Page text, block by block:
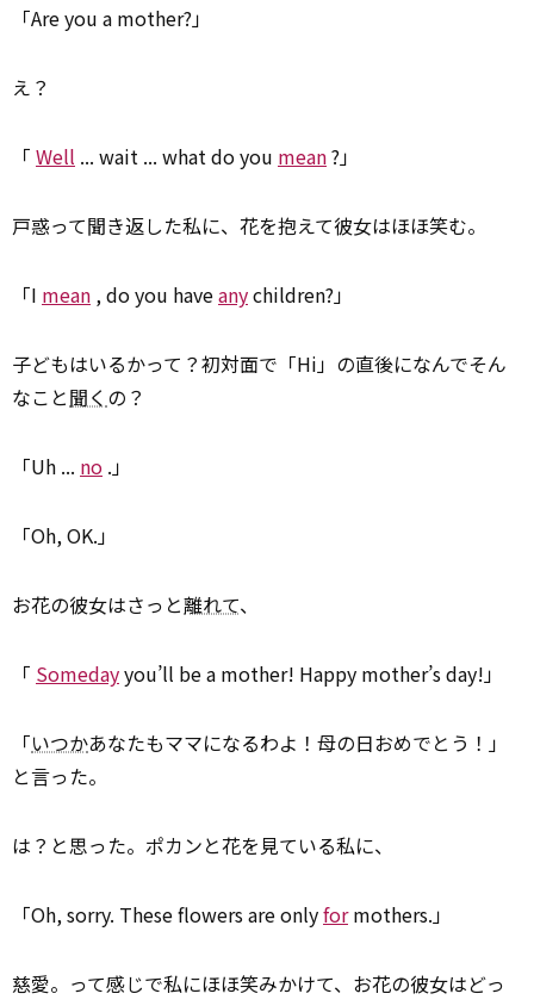
「Are you a mother?」
え？
「 Well ... wait ... what do you mean?」
戸惑って聞き返した私に、花を抱えて彼女はほほ笑む。
「I mean , do you haveanychildren?」
子どもはいるかって？初対面で「Hi」の直後になんでそん
なこと聞く の？
「Uh ... no .」
「Oh, OK.」
お花の彼女はさっと離れて、
「 Somedayyou’ll be a mother! Happy mother’s day!」
「いつかあなたもママになるわよ！母の日おめでとう！」
と言った。
は？と思った。ポカンと花を見ている私に、
「Oh, sorry. These flowers are onlyformothers.」
慈愛。って感じで私にほほ笑みかけて、お花の彼女はどっ